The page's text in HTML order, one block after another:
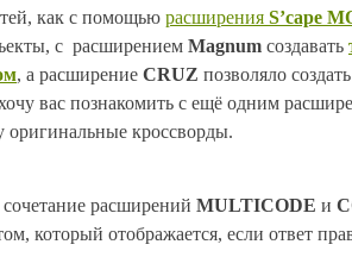
как с помощью расширения S’cape
с расширением Magnum создавать
, а расширение CRUZ позволяло создать
вас познакомить с ещё одним
оригинальные кроссворды.
расширений MULTICODE и
который отображается, если ответ